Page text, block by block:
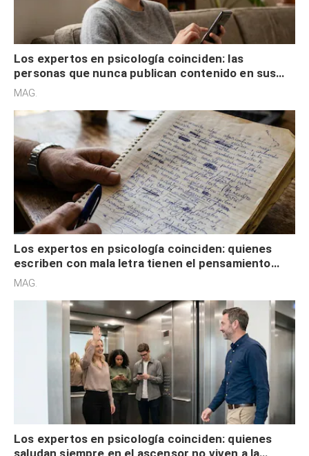
Los expertos en psicología coinciden: las
personas que nunca publican contenido en sus
redes sociales no pretenden buscar validación
MAG.
Los expertos en psicología coinciden: quienes
escriben con mala letra tienen el pensamiento
acelerado y no lo hacen por desinterés
MAG.
Los expertos en psicología coinciden: quienes
saludan siempre en el ascensor no viven a la